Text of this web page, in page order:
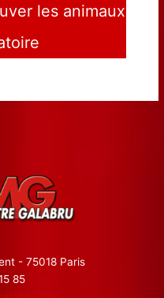
les animaux
- 75018 Paris
85